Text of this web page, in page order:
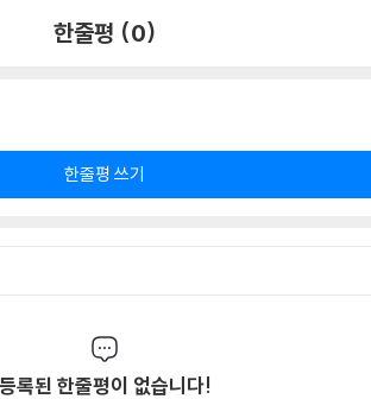
한줄평 (0)
한줄평 쓰기
등록된 한줄평이 없습니다!